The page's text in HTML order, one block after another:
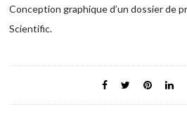
Conception graphique d’un dossier de
Scientific.